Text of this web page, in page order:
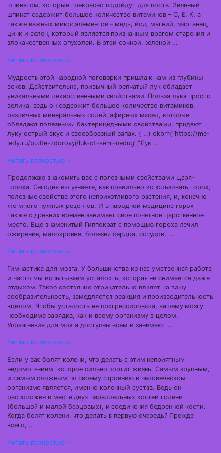
шпинатом, которые прекрасно подойдут для поста. Зеленый
шпинат содержит большое количество витаминов – С, Е, К, а
также важных микроэлементов – медь, йод, магний, марганец,
цинк и селен, который является признанным врагом старения и
злокачественных опухолей. В этой сочной, зеленой …
Читать полностью »
Мудрость этой народной поговорки пришла к нам из глубины
веков. Действительно, привычный репчатый лук обладает
уникальными лекарственными свойствами. Польза лука просто
велика, ведь он содержит большое количество витаминов,
различных минеральных солей, эфирных масел, которые
обладают полезными бактерицидными свойствами, придают
луку острый вкус и своеобразный запах. ( …) okbm(“https://me-
ledy.ru/budte-zdorovyi/luk-ot-semi-nedug”,”Лук …
Читать полностью »
Продолжаю знакомить вас с полезными свойствами Царя-
гороха. Сегодня вы узнаете, как правильно использовать горох,
полезные свойства этого неприхотливого растения, и, конечно
же много нужных рецептов. И в народной медицине горох
также с древних времен занимает свое почетное царственное
место. Еще знаменитый Гиппократ с помощью гороха лечил
ожирение, малокровие, болезни сердца, сосудов, …
Читать полностью »
Гимнастика для мозга. У большинства из нас умственная работа
и часто мы испытываем усталость, которая не снимается даже
отдыхом. Такое состояние отрицательно влияет на вашу
сообразительность, замедляется реакция и производительность
вцелом. Чтобы усталость не прогрессировала, вашему мозгу
необходима зарядка, как и всему организму в целом.
Упражнения для мозга доступны всем и занимают …
Читать полностью »
Если у вас болят колени, что делать с этим неприятным
недомоганием, которое сильно портит жизнь. Самым крупным,
и самым сложным по своему строению в человеческом
организме является, именно коленный сустав. Ведь он
расположен в месте двух параллельных костей голени
(большой и малой берцовых), и соединения бедренной кости.
Когда болят колени, что делать в первую очередь? Прежде
всего, …
Читать полностью »